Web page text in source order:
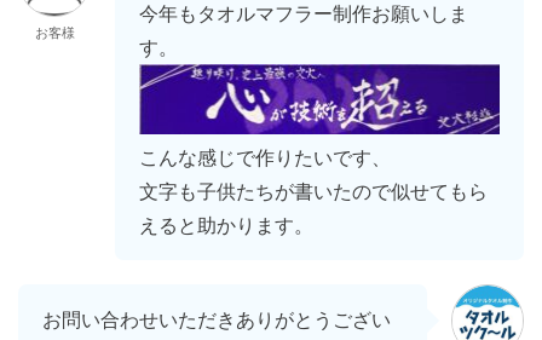
お客様
今年もタオルマフラー制作お願いしま
す。
こんな感じで作りたいです、
文字も子供たちが書いたので似せてもら
えると助かります。
お問い合わせいただきありがとうござい